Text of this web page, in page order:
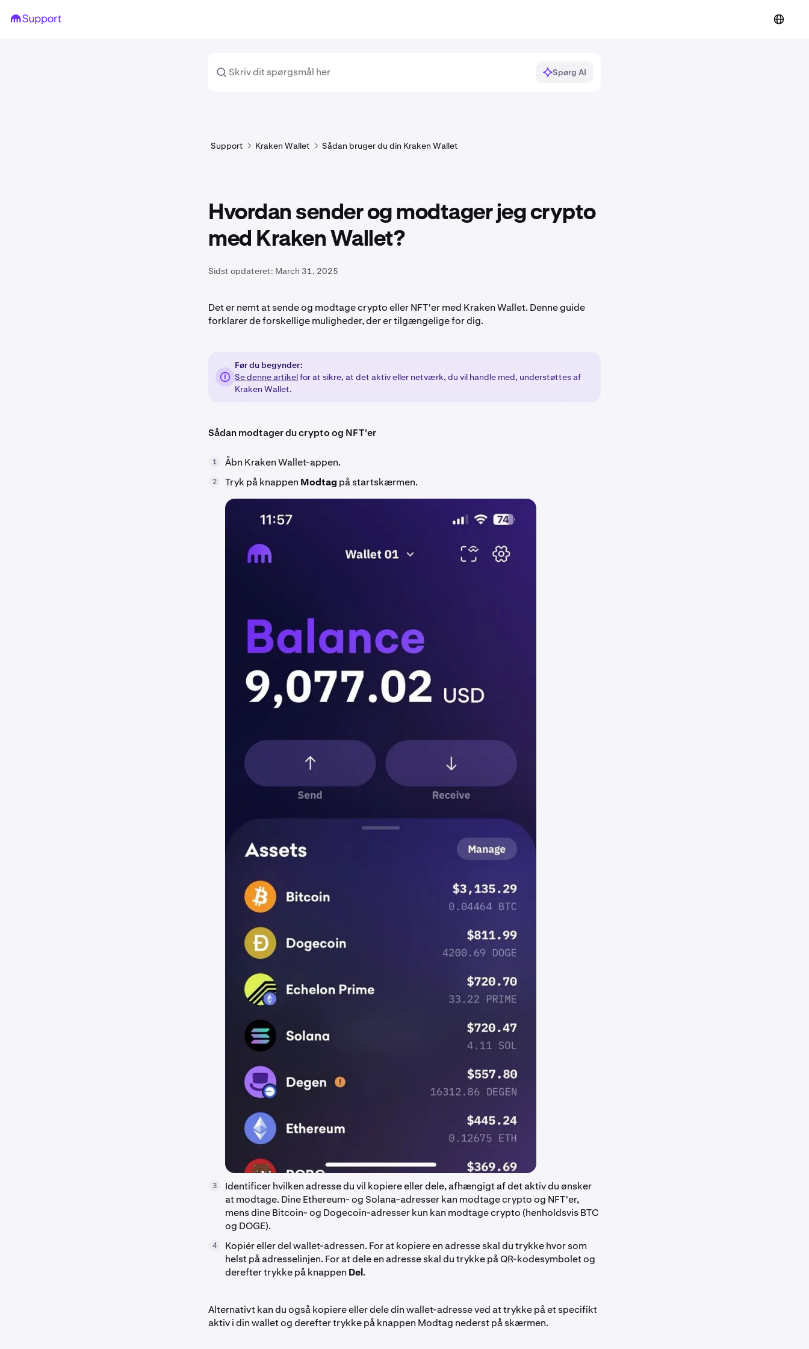
Spørg AI
Support Kraken Wallet Sådan bruger du din Kraken Wallet
Hvordan sender og modtager jeg crypto
med Kraken Wallet?
Sidst opdateret: March 31, 2025
Det er nemt at sende og modtage crypto eller NFT'er med Kraken Wallet. Denne guide
forklarer de forskellige muligheder, der er tilgængelige for dig.
Før du begynder:
Se denne artikelfor at sikre, at det aktiv eller netværk, du vil handle med, understøttes af
Kraken Wallet.
Sådan modtager du crypto og NFT'er
1 Åbn Kraken Wallet-appen.
2 Tryk på knappen Modtag på startskærmen.
3
Identificer hvilken adresse du vil kopiere eller dele, afhængigt af det aktiv du ønsker
at modtage. Dine Ethereum- og Solana-adresser kan modtage crypto og NFT'er,
mens dine Bitcoin- og Dogecoin-adresser kun kan modtage crypto (henholdsvis BTC
og DOGE).
4
Kopiér eller del wallet-adressen. For at kopiere en adresse skal du trykke hvor som
helst på adresselinjen. For at dele en adresse skal du trykke på QR-kodesymbolet og
derefter trykke på knappen Del.
Alternativt kan du også kopiere eller dele din wallet-adresse ved at trykke på et specifikt
aktiv i din wallet og derefter trykke på knappen Modtag nederst på skærmen.